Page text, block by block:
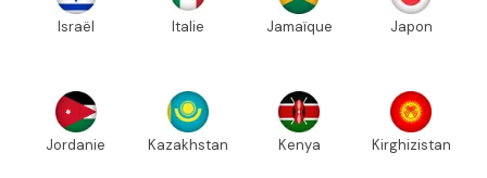
Israël Italie Jamaïque Japon
Jordanie Kazakhstan Kenya Kirghizistan